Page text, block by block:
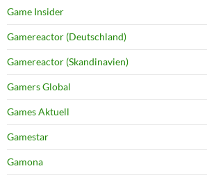
Game Insider
Gamereactor (Deutschland)
Gamereactor (Skandinavien)
Gamers Global
Games Aktuell
Gamestar
Gamona